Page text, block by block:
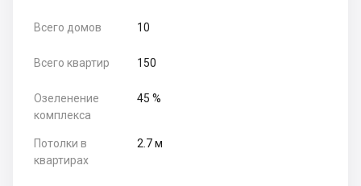
Всего домов 10
Всего квартир 150
Озеленение
комплекса
45 %
Потолки в
квартирах
2.7 м